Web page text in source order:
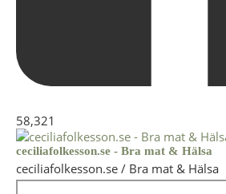
58,321
ceciliafolkesson.se - Bra mat & Hälsa
ceciliafolkesson.se / Bra mat & Hälsa